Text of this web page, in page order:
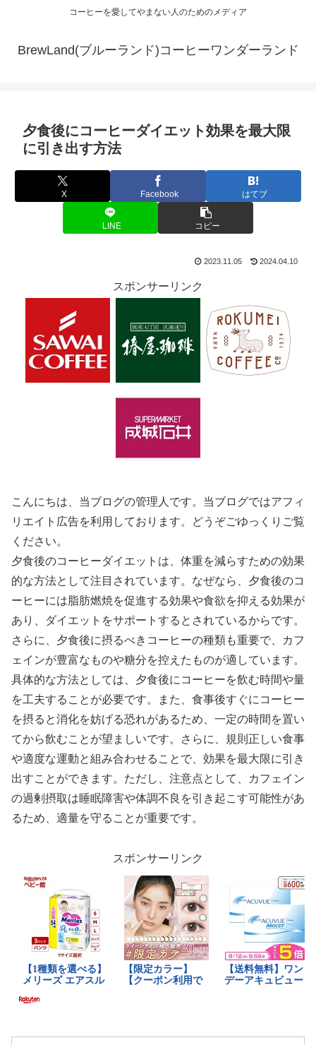
コーヒーを愛してやまない人のためのメディア
BrewLand(ブルーランド)コーヒーワンダーランド
夕食後にコーヒーダイエット効果を最大限
に引き出す方法
X Facebook はてブ
LINE コピー
2023.11.05 2024.04.10
スポンサーリンク
こんにちは、当ブログの管理人です。当ブログではアフィ
リエイト広告を利用しております。どうぞごゆっくりご覧
ください。
夕食後のコーヒーダイエットは、体重を減らすための効果
的な方法として注目されています。なぜなら、夕食後のコ
ーヒーには脂肪燃焼を促進する効果や食欲を抑える効果が
あり、ダイエットをサポートするとされているからです。
さらに、夕食後に摂るべきコーヒーの種類も重要で、カフ
ェインが豊富なものや糖分を控えたものが適しています。
具体的な方法としては、夕食後にコーヒーを飲む時間や量
を工夫することが必要です。また、食事後すぐにコーヒー
を摂ると消化を妨げる恐れがあるため、一定の時間を置い
てから飲むことが望ましいです。さらに、規則正しい食事
や適度な運動と組み合わせることで、効果を最大限に引き
出すことができます。ただし、注意点として、カフェイン
の過剰摂取は睡眠障害や体調不良を引き起こす可能性があ
るため、適量を守ることが重要です。
スポンサーリンク